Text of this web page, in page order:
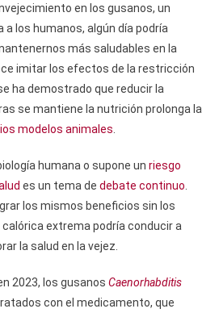
en los gusanos, un
los humanos, algún día podría
más saludables en la
imitar los efectos de la restricción
ha demostrado que reducir la
se mantiene la nutrición prolonga la
modelos animales
humana o supone un riesgo
es un tema de debate continuo
los mismos beneficios sin los
extrema podría conducir a
la salud en la vejez.
2023, los gusanos Caenorhabditis
con el medicamento, que